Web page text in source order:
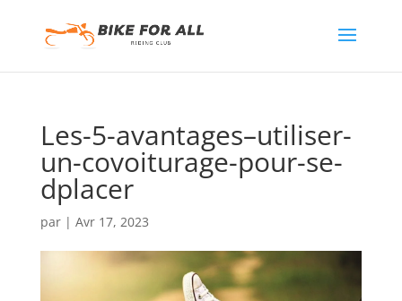
Les-5-avantages–utiliser-
un-covoiturage-pour-se-
dplacer
par | Avr 17, 2023